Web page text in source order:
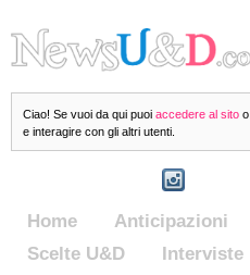
Ciao! Se vuoi da qui puoi accedere al sito o
e interagire con gli altri utenti.
Home Anticipazioni
Scelte U&D
Interviste